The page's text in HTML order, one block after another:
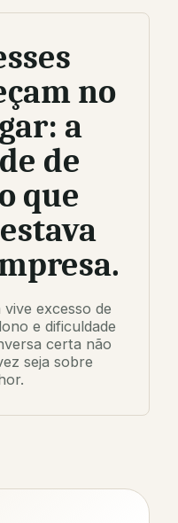
no
a
de
que
excesso de
e dificuldade
certa não
seja sobre